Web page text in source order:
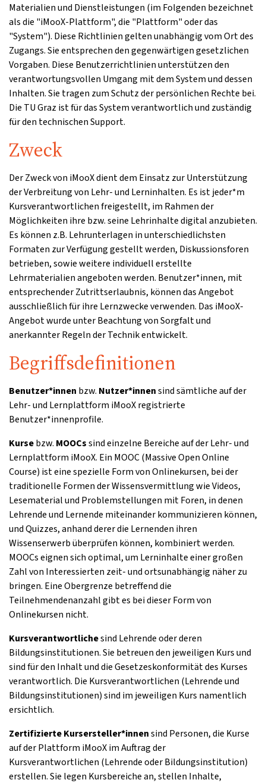
Materialien und Dienstleistungen (im Folgenden bezeichnet
als die "iMooX-Plattform", die "Plattform" oder das
"System"). Diese Richtlinien gelten unabhängig vom Ort des
Zugangs. Sie entsprechen den gegenwärtigen gesetzlichen
Vorgaben. Diese Benutzerrichtlinien unterstützen den
verantwortungsvollen Umgang mit dem System und dessen
Inhalten. Sie tragen zum Schutz der persönlichen Rechte bei.
Die TU Graz ist für das System verantwortlich und zuständig
für den technischen Support.
Zweck
Der Zweck von iMooX dient dem Einsatz zur Unterstützung
der Verbreitung von Lehr- und Lerninhalten. Es ist jeder*m
Kursverantwortlichen freigestellt, im Rahmen der
Möglichkeiten ihre bzw. seine Lehrinhalte digital anzubieten.
Es können z.B. Lehrunterlagen in unterschiedlichsten
Formaten zur Verfügung gestellt werden, Diskussionsforen
betrieben, sowie weitere individuell erstellte
Lehrmaterialien angeboten werden. Benutzer*innen, mit
entsprechender Zutrittserlaubnis, können das Angebot
ausschließlich für ihre Lernzwecke verwenden. Das iMooX-
Angebot wurde unter Beachtung von Sorgfalt und
anerkannter Regeln der Technik entwickelt.
Begriffsdefinitionen
Benutzer*innen bzw. Nutzer*innensind sämtliche auf der
Lehr- und Lernplattform iMooX registrierte
Benutzer*innenprofile.
Kursebzw. MOOCssind einzelne Bereiche auf der Lehr- und
Lernplattform iMooX. Ein MOOC (Massive Open Online
Course) ist eine spezielle Form von Onlinekursen, bei der
traditionelle Formen der Wissensvermittlung wie Videos,
Lesematerial und Problemstellungen mit Foren, in denen
Lehrende und Lernende miteinander kommunizieren können,
und Quizzes, anhand derer die Lernenden ihren
Wissenserwerb überprüfen können, kombiniert werden.
MOOCs eignen sich optimal, um Lerninhalte einer großen
Zahl von Interessierten zeit- und ortsunabhängig näher zu
bringen. Eine Obergrenze betreffend die
Teilnehmendenanzahl gibt es bei dieser Form von
Onlinekursen nicht.
Kursverantwortlichesind Lehrende oder deren
Bildungsinstitutionen. Sie betreuen den jeweiligen Kurs und
sind für den Inhalt und die Gesetzeskonformität des Kurses
verantwortlich. Die Kursverantwortlichen (Lehrende und
Bildungsinstitutionen) sind im jeweiligen Kurs namentlich
ersichtlich.
Zertifizierte Kursersteller*innensind Personen, die Kurse
auf der Plattform iMooX im Auftrag der
Kursverantwortlichen (Lehrende oder Bildungsinstitution)
erstellen. Sie legen Kursbereiche an, stellen Inhalte,